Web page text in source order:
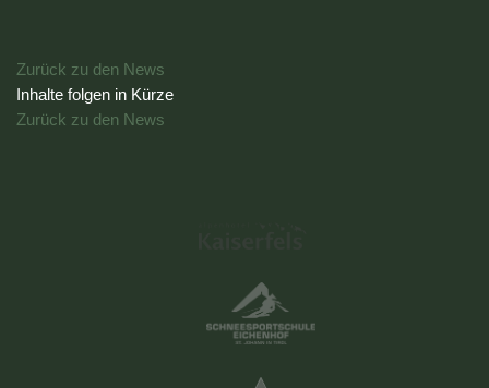
Zurück zu den News
Inhalte folgen in Kürze
Zurück zu den News